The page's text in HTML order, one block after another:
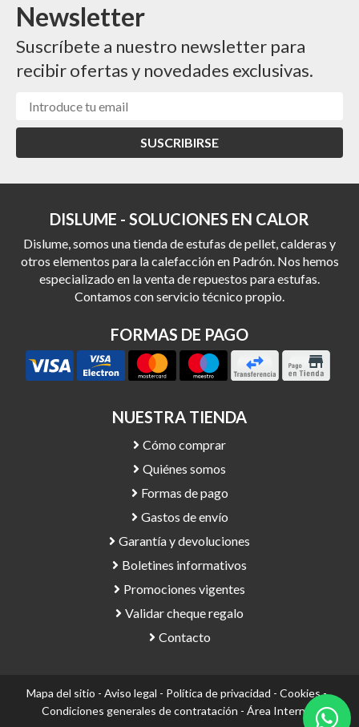
Newsletter
Suscríbete a nuestro newsletter para
recibir ofertas y novedades exclusivas.
SUSCRIBIRSE
DISLUME - SOLUCIONES EN CALOR
Dislume, somos una tienda de estufas de pellet, calderas y
otros elementos para la calefacción en Padrón. Nos hemos
especializado en la venta de repuestos para estufas.
Contamos con servicio técnico propio.
FORMAS DE PAGO
NUESTRA TIENDA
Cómo comprar
Quiénes somos
Formas de pago
Gastos de envío
Garantía y devoluciones
Boletines informativos
Promociones vigentes
Validar cheque regalo
Contacto
Mapa del sitio - Aviso legal - Política de privacidad - Cookies-
Condiciones generales de contratación - Área Interna